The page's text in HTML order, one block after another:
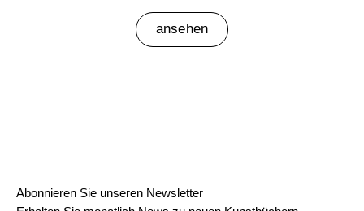
ansehen
Abonnieren Sie unseren Newsletter